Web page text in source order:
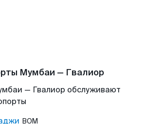
Мумбаи — Гвалиор
— Гвалиор обслуживают
BOM